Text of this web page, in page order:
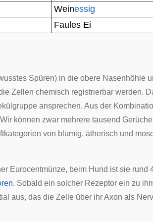
Weinessig
Faules Ei
Spüren) in die obere Nasenhöhle
Zellen chemisch registrierbar werden.
ansprechen. Aus der
können zwar mehrere tausend
von blumig, ätherisch und
Eurocentmünze, beim Hund ist sie rund
. Sobald ein solcher Rezeptor ein zu
aus, das die Zelle über ihrAxon als